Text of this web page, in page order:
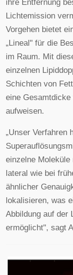
ihre Entfernung
Lichtemission
Vorgehen bietet
„Lineal" für die
im Raum. Mit
einzelnen
Schichten von
eine
aufweisen.
„Unser Verfahren
einzelne
lateral wie bei
ähnlicher
lokalisieren, was
Abbildung auf der
ermöglicht", sagt